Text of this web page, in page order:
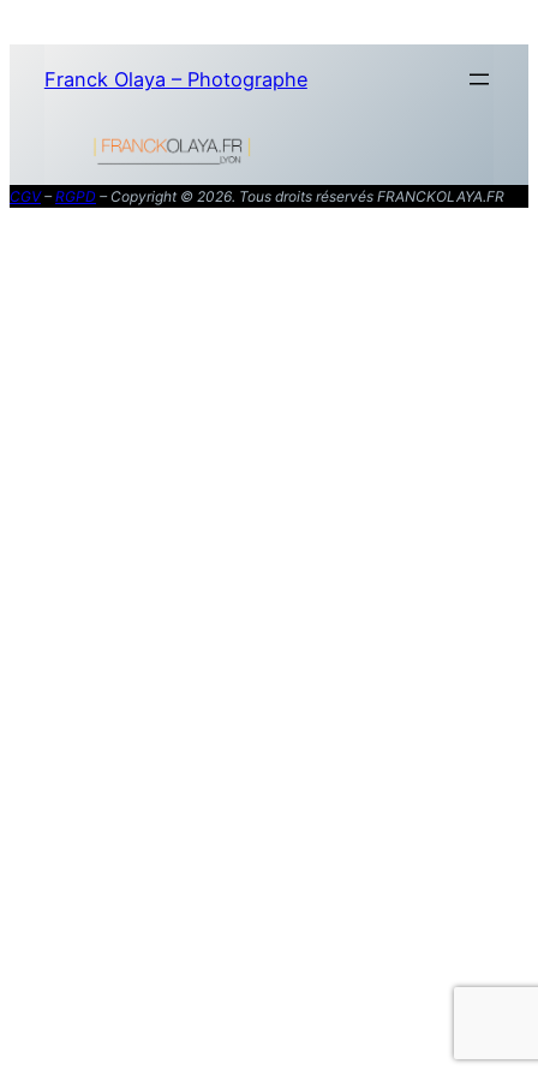
contenu
Franck Olaya – Photographe
CGV–RGPD – Copyright © 2026. Tous droits réservés FRANCKOLAYA.FR